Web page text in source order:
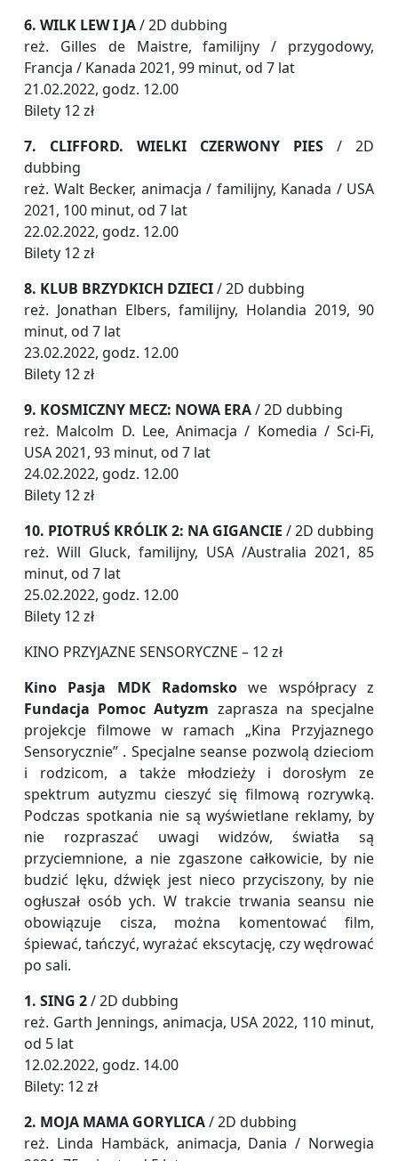
6. WILK LEW I JA/ 2D dubbing
reż. Gilles de Maistre, familijny / przygodowy,
Francja / Kanada 2021, 99 minut, od 7 lat
21.02.2022, godz. 12.00
Bilety 12 zł
7. CLIFFORD. WIELKI CZERWONY PIES / 2D
dubbing
reż. Walt Becker, animacja / familijny, Kanada / USA
2021, 100 minut, od 7 lat
22.02.2022, godz. 12.00
Bilety 12 zł
8. KLUB BRZYDKICH DZIECI/ 2D dubbing
reż. Jonathan Elbers, familijny, Holandia 2019, 90
minut, od 7 lat
23.02.2022, godz. 12.00
Bilety 12 zł
9. KOSMICZNY MECZ: NOWA ERA/ 2D dubbing
reż. Malcolm D. Lee, Animacja / Komedia / Sci-Fi,
USA 2021, 93 minut, od 7 lat
24.02.2022, godz. 12.00
Bilety 12 zł
10. PIOTRUŚ KRÓLIK 2: NA GIGANCIE / 2D dubbing
reż. Will Gluck, familijny, USA /Australia 2021, 85
minut, od 7 lat
25.02.2022, godz. 12.00
Bilety 12 zł
KINO PRZYJAZNE SENSORYCZNE – 12 zł
Kino Pasja MDK Radomsko we współpracy z
Fundacja Pomoc Autyzm zaprasza na specjalne
projekcje filmowe w ramach „Kina Przyjaznego
Sensorycznie” . Specjalne seanse pozwolą dzieciom
i rodzicom, a także młodzieży i dorosłym ze
spektrum autyzmu cieszyć się filmową rozrywką.
Podczas spotkania nie są wyświetlane reklamy, by
nie rozpraszać uwagi widzów, światła są
przyciemnione, a nie zgaszone całkowicie, by nie
budzić lęku, dźwięk jest nieco przyciszony, by nie
ogłuszał osób ych. W trakcie trwania seansu nie
obowiązuje cisza, można komentować film,
śpiewać, tańczyć, wyrażać ekscytację, czy wędrować
po sali.
1. SING 2/ 2D dubbing
reż. Garth Jennings, animacja, USA 2022, 110 minut,
od 5 lat
12.02.2022, godz. 14.00
Bilety: 12 zł
2. MOJA MAMA GORYLICA/ 2D dubbing
reż. Linda Hambäck, animacja, Dania / Norwegia